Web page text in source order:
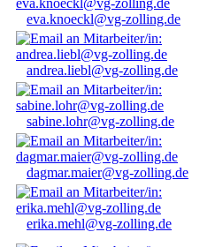
eva.knoeckl@vg-zolling.de
andrea.liebl@vg-zolling.de
sabine.lohr@vg-zolling.de
dagmar.maier@vg-zolling.de
erika.mehl@vg-zolling.de